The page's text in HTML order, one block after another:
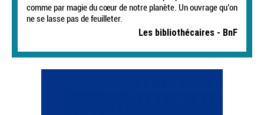
comme par magie du cœur de notre planète. Un ouvrage qu’on
ne se lasse pas de feuilleter.
Les bibliothécaires - BnF